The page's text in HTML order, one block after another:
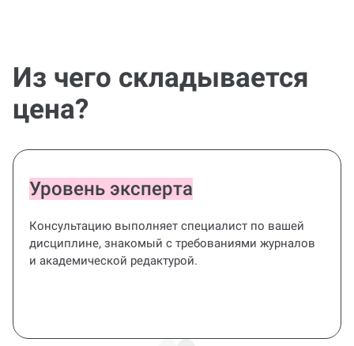
Из чего складывается
цена?
Уровень эксперта
Консультацию выполняет специалист по вашей
дисциплине, знакомый с требованиями журналов
и академической редактурой.